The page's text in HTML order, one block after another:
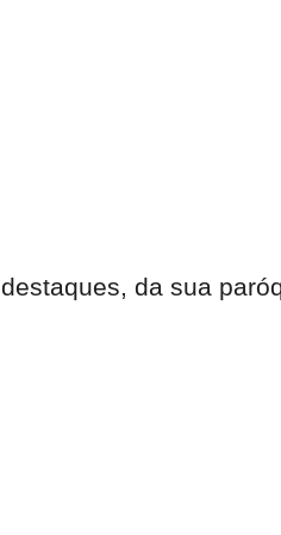
destaques, da sua